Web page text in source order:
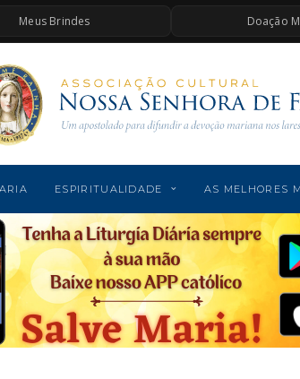
Meus Brindes Doação
ESPIRITUALIDADE AS MELHORES